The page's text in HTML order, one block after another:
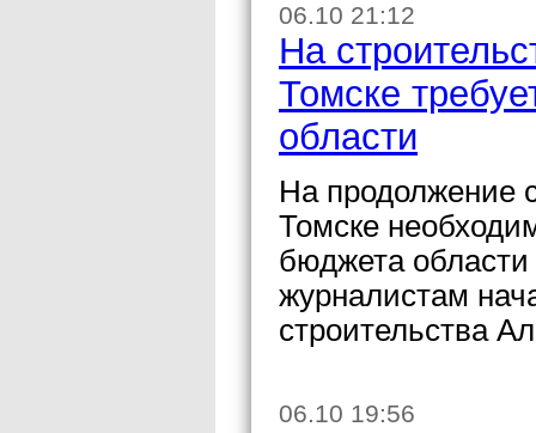
06.10 21:12
На
Томске
области
На продолжение
Томске
бюджета области
журналистам
строительства
06.10 19:56